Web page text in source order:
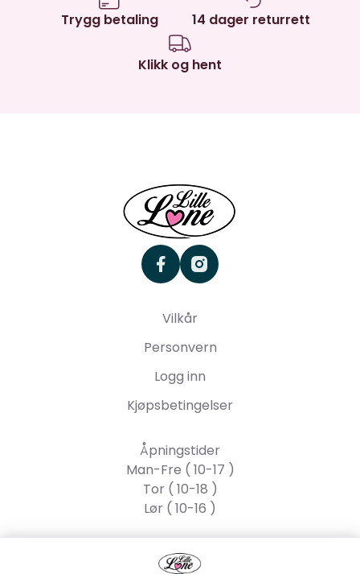
Trygg betaling 14 dager returrett
Klikk og hent
facebookinstagram
Vilkår
Personvern
Logg inn
Kjøpsbetingelser
Åpningstider
Man-Fre ( 10-17 )
Tor ( 10-18 )
Lør ( 10-16 )
Strandgata 55, 2317